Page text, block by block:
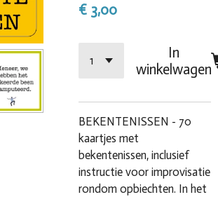
€ 3,00
In
winkelwagen
BEKENTENISSEN - 70
kaartjes met
bekentenissen, inclusief
instructie voor improvisatie
rondom opbiechten. In het